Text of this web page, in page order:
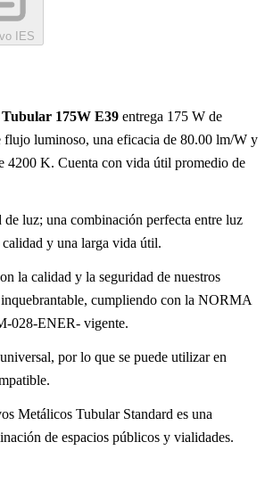
IES
175W E39 entrega 175 W de
flujo luminoso, una eficacia de 80.00 lm/W y
4200 K. Cuenta con vida útil promedio de
luz; una combinación perfecta entre luz
y una larga vida útil.
la calidad y la seguridad de nuestros
cumpliendo con la NORMA
028-ENER- vigente.
por lo que se puede utilizar en
Metálicos Tubular Standard es una
de espacios públicos y vialidades.